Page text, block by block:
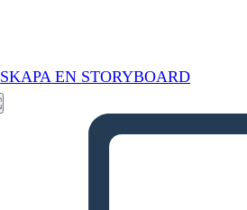
SKAPA EN STORYBOARD